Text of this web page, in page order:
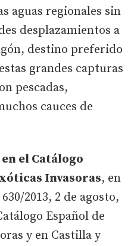
aguas regionales sin
desplazamientos a
destino preferido
grandes capturas
pescadas,
cauces de
el Catálogo
Invasoras, en
2013, 2 de agosto,
Español de
y en Castilla y